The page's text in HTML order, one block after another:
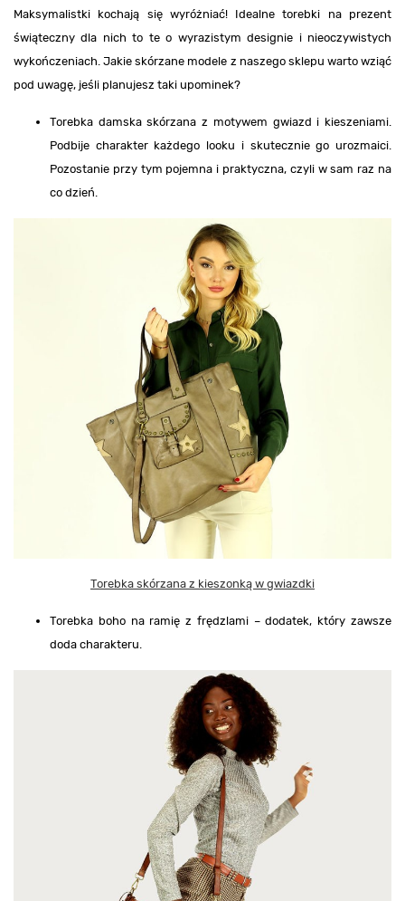
Maksymalistki kochają się wyróżniać! Idealne torebki na prezent
świąteczny dla nich to te o wyrazistym designie i nieoczywistych
wykończeniach. Jakie skórzane modele z naszego sklepu warto wziąć
pod uwagę, jeśli planujesz taki upominek?
Torebka damska skórzana z motywem gwiazd i kieszeniami.
Podbije charakter każdego looku i skutecznie go urozmaici.
Pozostanie przy tym pojemna i praktyczna, czyli w sam raz na
co dzień.
Torebka skórzana z kieszonką w gwiazdki
Torebka boho na ramię z frędzlami – dodatek, który zawsze
doda charakteru.